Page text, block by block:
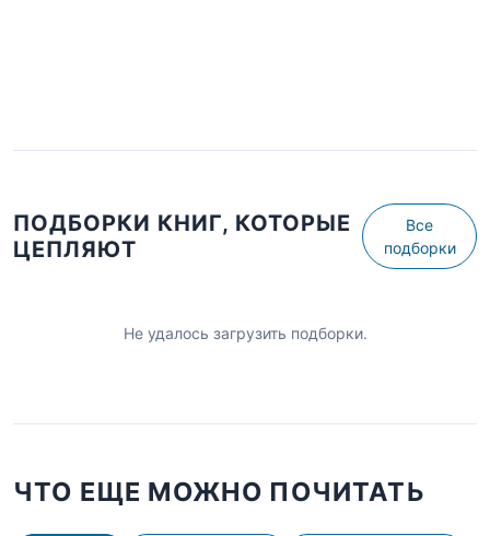
ПОДБОРКИ КНИГ, КОТОРЫЕ
ЦЕПЛЯЮТ
Все
подборки
Не удалось загрузить подборки.
ЧТО ЕЩЕ МОЖНО ПОЧИТАТЬ